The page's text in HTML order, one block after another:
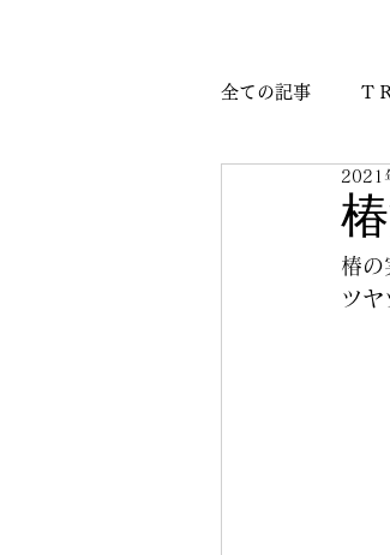
全ての記事 Ｔ
Journey &
2021
椿の
ツヤ